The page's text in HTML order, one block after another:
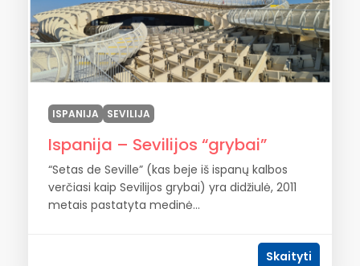
ISPANIJA SEVILIJA
Ispanija – Sevilijos “grybai”
“Setas de Seville” (kas beje iš ispanų kalbos
verčiasi kaip Sevilijos grybai) yra didžiulė, 2011
metais pastatyta medinė...
Skaityti